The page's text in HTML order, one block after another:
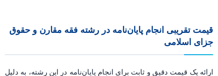
قیمت تقریبی انجام پایان‌نامه در رشته فقه مقارن و حقوق
جزای اسلامی
ارائه یک قیمت دقیق و ثابت برای انجام پایان‌نامه در این رشته، به دلیل